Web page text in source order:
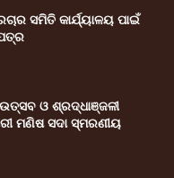
ସମିତି କାର୍ଯ୍ୟାଳୟ ପାଇଁ
ଓ ଶ୍ରଦ୍ଧାଞ୍ଜଳୀ
ମଣିଷ ସଦା ସ୍ମରଣୀୟ